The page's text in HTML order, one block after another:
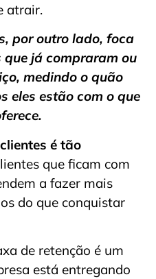
atrair.
por outro lado, foca
que já compraram ou
medindo o quão
eles estão com o que
é tão
que ficam com
a fazer mais
do que conquistar
de retenção é um
está entregando